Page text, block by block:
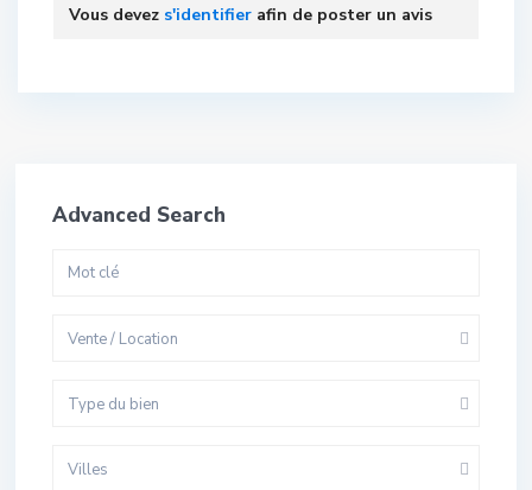
Vous devez s'identifier afin de poster un avis
Advanced Search
Vente / Location
Type du bien
Villes